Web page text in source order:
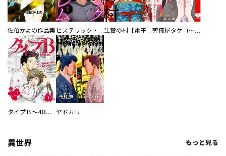
佐伯かよの作品集 ヒステリック・ハーレム～搾られる男と堕ちる女～【電子単行本版】 生贄の村【電子単行本版】 葬儀屋タケコ～あなたの最期、叶えます【電子単行本版】
タイプＢ～48時間後、致死率100％～【単話】 ヤドカリ
異世界 もっと見る